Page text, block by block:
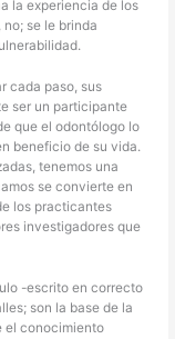
la experiencia de los
se le brinda
cada paso, sus
ser un participante
que el odontólogo lo
beneficio de su vida.
tenemos una
se convierte en
los practicantes
investigadores que
-escrito en correcto
son la base de la
el conocimiento